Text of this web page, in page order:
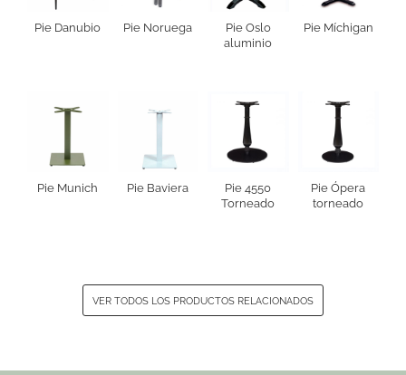
Pie Danubio Pie Noruega
Pie Oslo
aluminio
Pie Míchigan
Pie Munich Pie Baviera
Pie 4550
Torneado
Pie Ópera
torneado
VER TODOS LOS PRODUCTOS RELACIONADOS